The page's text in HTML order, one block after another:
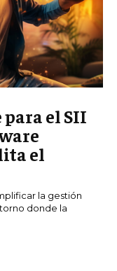
el SII
el
la gestión
donde la